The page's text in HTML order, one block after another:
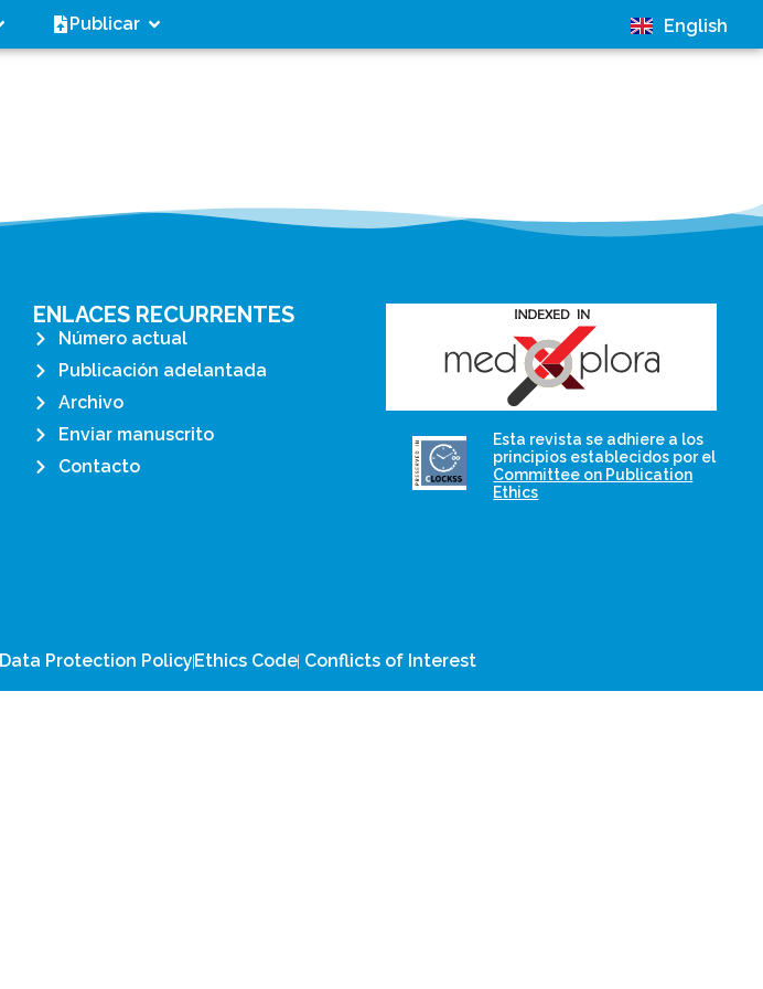
Publicar English
ENLACES RECURRENTES
Número actual
Publicación adelantada
Archivo
Enviar manuscrito
Contacto
that ensures the long-
term survival of web-
based scholary
publications, governed by
Esta revista se adhiere a los
principios establecidos por el
Committee on Publication
Ethics
Data Protection Policy Ethics Code Conflicts of Interest